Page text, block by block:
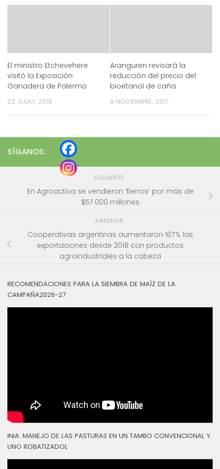
El ministro Etchevehere
visitó la Exposición
Ganadera de Palermo
23 JULIO, 2018
Aranguren revisará la
reducción del precio del
bioetanol de caña
6 NOVIEMBRE, 2017
SÍGANOS:
SIGUIENTE
En Agroactiva se vendieron ‘fierros’ por más de
$57.000 millones
ANTERIOR
Cooperativas argentinas aumentaron 167% las
exportaciones desde 2018 con productos
agroindustriales a la cabeza
RECOMENDACIONES PARA LA SIEMBRA DE MAÍZ DE LA
CAMPAÑA2026-27
INIA: MANEJO DE LAS PASTURAS EN UN TAMBO CONVENCIONAL Y
UNO ROBATIZADOL